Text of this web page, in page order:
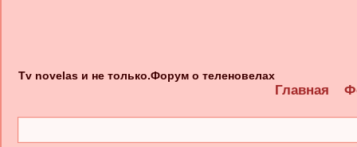
Tv novelas и не только.Форум о теленовелах
Главная